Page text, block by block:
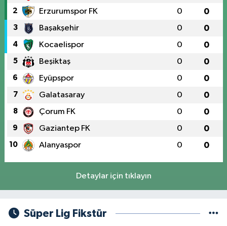
2 Erzurumspor FK 0 0
3 Başakşehir 0 0
4 Kocaelispor 0 0
5 Beşiktaş 0 0
6 Eyüpspor 0 0
7 Galatasaray 0 0
8 Çorum FK 0 0
9 Gaziantep FK 0 0
10 Alanyaspor 0 0
Detaylar için tıklayın
Süper Lig Fikstür